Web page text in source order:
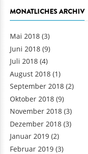
MONATLICHES ARCHIV
Mai 2018 (3)
Juni 2018 (9)
Juli 2018 (4)
August 2018 (1)
September 2018 (2)
Oktober 2018 (9)
November 2018 (3)
Dezember 2018 (3)
Januar 2019 (2)
Februar 2019 (3)